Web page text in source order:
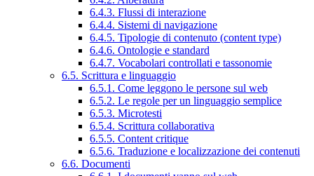
6.4.3. Flussi di interazione
6.4.4. Sistemi di navigazione
6.4.5. Tipologie di contenuto (content type)
6.4.6. Ontologie e standard
6.4.7. Vocabolari controllati e tassonomie
6.5. Scrittura e linguaggio
6.5.1. Come leggono le persone sul web
6.5.2. Le regole per un linguaggio semplice
6.5.3. Microtesti
6.5.4. Scrittura collaborativa
6.5.5. Content critique
6.5.6. Traduzione e localizzazione dei contenuti
6.6. Documenti